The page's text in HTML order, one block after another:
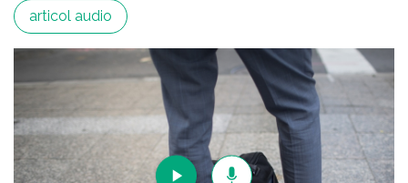
articol audio